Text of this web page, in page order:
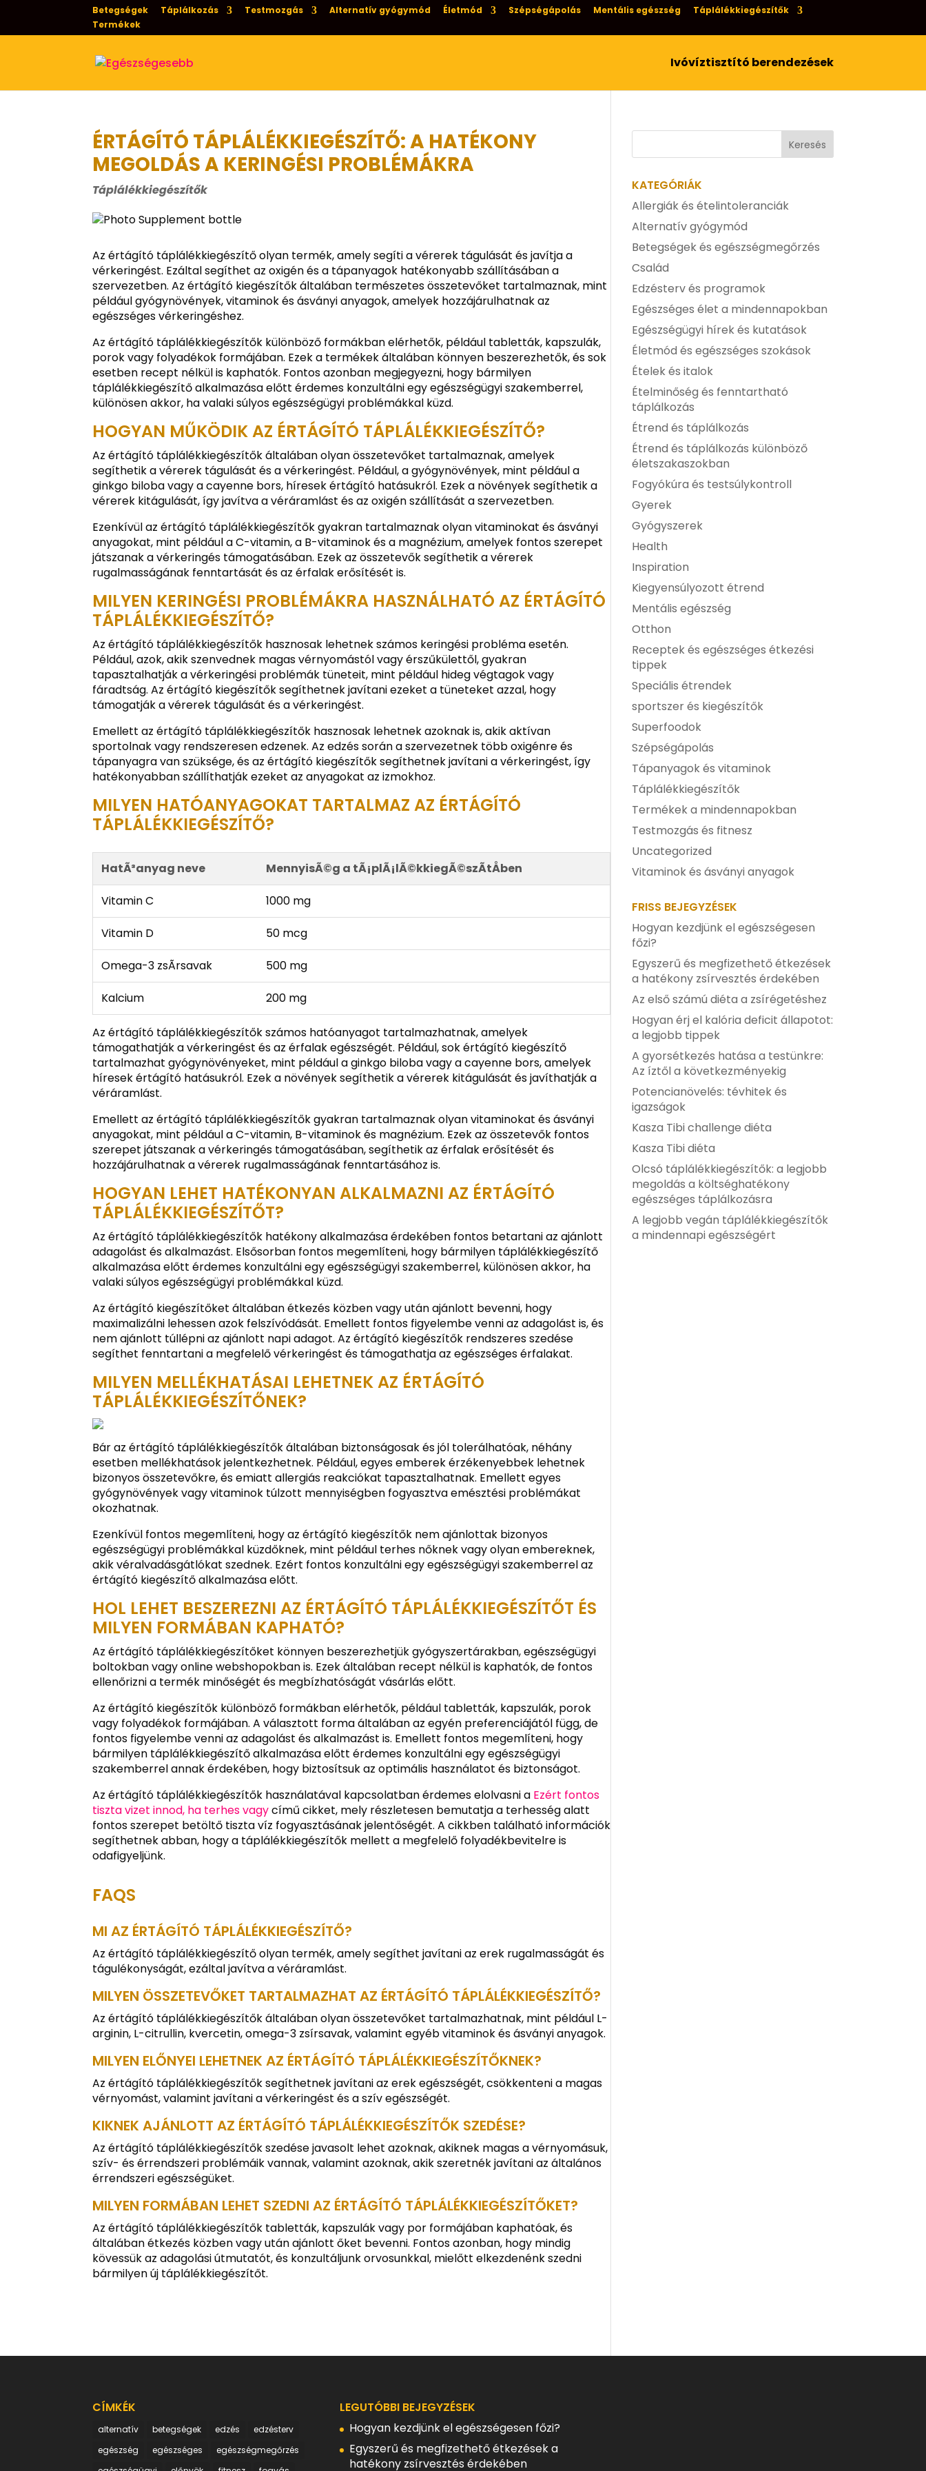
Betegségek Táplálkozás Testmozgás Alternatív gyógymód Életmód Szépségápolás Mentális egészség
Táplálékkiegészítők
Termékek
Ivóvíztisztító berendezések
ÉRTÁGÍTÓ TÁPLÁLÉKKIEGÉSZÍTŐ: A HATÉKONY
MEGOLDÁS A KERINGÉSI PROBLÉMÁKRA
Táplálékkiegészítők
Az értágító táplálékkiegészítő olyan termék, amely segíti a vérerek tágulását és javítja a
vérkeringést. Ezáltal segíthet az oxigén és a tápanyagok hatékonyabb szállításában a
szervezetben. Az értágító kiegészítők általában természetes összetevőket tartalmaznak, mint
például gyógynövények, vitaminok és ásványi anyagok, amelyek hozzájárulhatnak az
egészséges vérkeringéshez.
Az értágító táplálékkiegészítők különböző formákban elérhetők, például tabletták, kapszulák,
porok vagy folyadékok formájában. Ezek a termékek általában könnyen beszerezhetők, és sok
esetben recept nélkül is kaphatók. Fontos azonban megjegyezni, hogy bármilyen
táplálékkiegészítő alkalmazása előtt érdemes konzultálni egy egészségügyi szakemberrel,
különösen akkor, ha valaki súlyos egészségügyi problémákkal küzd.
HOGYAN MŰKÖDIK AZ ÉRTÁGÍTÓ TÁPLÁLÉKKIEGÉSZÍTŐ?
Az értágító táplálékkiegészítők általában olyan összetevőket tartalmaznak, amelyek
segíthetik a vérerek tágulását és a vérkeringést. Például, a gyógynövények, mint például a
ginkgo biloba vagy a cayenne bors, híresek értágító hatásukról. Ezek a növények segíthetik a
vérerek kitágulását, így javítva a véráramlást és az oxigén szállítását a szervezetben.
Ezenkívül az értágító táplálékkiegészítők gyakran tartalmaznak olyan vitaminokat és ásványi
anyagokat, mint például a C-vitamin, a B-vitaminok és a magnézium, amelyek fontos szerepet
játszanak a vérkeringés támogatásában. Ezek az összetevők segíthetik a vérerek
rugalmasságának fenntartását és az érfalak erősítését is.
MILYEN KERINGÉSI PROBLÉMÁKRA HASZNÁLHATÓ AZ ÉRTÁGÍTÓ
TÁPLÁLÉKKIEGÉSZÍTŐ?
Az értágító táplálékkiegészítők hasznosak lehetnek számos keringési probléma esetén.
Például, azok, akik szenvednek magas vérnyomástól vagy érszűkülettől, gyakran
tapasztalhatják a vérkeringési problémák tüneteit, mint például hideg végtagok vagy
fáradtság. Az értágító kiegészítők segíthetnek javítani ezeket a tüneteket azzal, hogy
támogatják a vérerek tágulását és a vérkeringést.
Emellett az értágító táplálékkiegészítők hasznosak lehetnek azoknak is, akik aktívan
sportolnak vagy rendszeresen edzenek. Az edzés során a szervezetnek több oxigénre és
tápanyagra van szüksége, és az értágító kiegészítők segíthetnek javítani a vérkeringést, így
hatékonyabban szállíthatják ezeket az anyagokat az izmokhoz.
MILYEN HATÓANYAGOKAT TARTALMAZ AZ ÉRTÁGÍTÓ
TÁPLÁLÉKKIEGÉSZÍTŐ?
HatÃ³anyag neve MennyisÃ©g a tÃ¡plÃ¡lÃ©kkiegÃ©szÃ­tÅben
Vitamin C 1000 mg
Vitamin D 50 mcg
Omega-3 zsÃ­rsavak 500 mg
Kalcium 200 mg
Az értágító táplálékkiegészítők számos hatóanyagot tartalmazhatnak, amelyek
támogathatják a vérkeringést és az érfalak egészségét. Például, sok értágító kiegészítő
tartalmazhat gyógynövényeket, mint például a ginkgo biloba vagy a cayenne bors, amelyek
híresek értágító hatásukról. Ezek a növények segíthetik a vérerek kitágulását és javíthatják a
véráramlást.
Emellett az értágító táplálékkiegészítők gyakran tartalmaznak olyan vitaminokat és ásványi
anyagokat, mint például a C-vitamin, B-vitaminok és magnézium. Ezek az összetevők fontos
szerepet játszanak a vérkeringés támogatásában, segíthetik az érfalak erősítését és
hozzájárulhatnak a vérerek rugalmasságának fenntartásához is.
HOGYAN LEHET HATÉKONYAN ALKALMAZNI AZ ÉRTÁGÍTÓ
TÁPLÁLÉKKIEGÉSZÍTŐT?
Az értágító táplálékkiegészítők hatékony alkalmazása érdekében fontos betartani az ajánlott
adagolást és alkalmazást. Elsősorban fontos megemlíteni, hogy bármilyen táplálékkiegészítő
alkalmazása előtt érdemes konzultálni egy egészségügyi szakemberrel, különösen akkor, ha
valaki súlyos egészségügyi problémákkal küzd.
Az értágító kiegészítőket általában étkezés közben vagy után ajánlott bevenni, hogy
maximalizálni lehessen azok felszívódását. Emellett fontos figyelembe venni az adagolást is, és
nem ajánlott túllépni az ajánlott napi adagot. Az értágító kiegészítők rendszeres szedése
segíthet fenntartani a megfelelő vérkeringést és támogathatja az egészséges érfalakat.
MILYEN MELLÉKHATÁSAI LEHETNEK AZ ÉRTÁGÍTÓ
TÁPLÁLÉKKIEGÉSZÍTŐNEK?
Bár az értágító táplálékkiegészítők általában biztonságosak és jól tolerálhatóak, néhány
esetben mellékhatások jelentkezhetnek. Például, egyes emberek érzékenyebbek lehetnek
bizonyos összetevőkre, és emiatt allergiás reakciókat tapasztalhatnak. Emellett egyes
gyógynövények vagy vitaminok túlzott mennyiségben fogyasztva emésztési problémákat
okozhatnak.
Ezenkívül fontos megemlíteni, hogy az értágító kiegészítők nem ajánlottak bizonyos
egészségügyi problémákkal küzdőknek, mint például terhes nőknek vagy olyan embereknek,
akik véralvadásgátlókat szednek. Ezért fontos konzultálni egy egészségügyi szakemberrel az
értágító kiegészítő alkalmazása előtt.
HOL LEHET BESZEREZNI AZ ÉRTÁGÍTÓ TÁPLÁLÉKKIEGÉSZÍTŐT ÉS
MILYEN FORMÁBAN KAPHATÓ?
Az értágító táplálékkiegészítőket könnyen beszerezhetjük gyógyszertárakban, egészségügyi
boltokban vagy online webshopokban is. Ezek általában recept nélkül is kaphatók, de fontos
ellenőrizni a termék minőségét és megbízhatóságát vásárlás előtt.
Az értágító kiegészítők különböző formákban elérhetők, például tabletták, kapszulák, porok
vagy folyadékok formájában. A választott forma általában az egyén preferenciájától függ, de
fontos figyelembe venni az adagolást és alkalmazást is. Emellett fontos megemlíteni, hogy
bármilyen táplálékkiegészítő alkalmazása előtt érdemes konzultálni egy egészségügyi
szakemberrel annak érdekében, hogy biztosítsuk az optimális használatot és biztonságot.
Az értágító táplálékkiegészítők használatával kapcsolatban érdemes elolvasni a Ezért fontos
tiszta vizet innod, ha terhes vagycímű cikket, mely részletesen bemutatja a terhesség alatt
fontos szerepet betöltő tiszta víz fogyasztásának jelentőségét. A cikkben található információk
segíthetnek abban, hogy a táplálékkiegészítők mellett a megfelelő folyadékbevitelre is
odafigyeljünk.
FAQS
MI AZ ÉRTÁGÍTÓ TÁPLÁLÉKKIEGÉSZÍTŐ?
Az értágító táplálékkiegészítő olyan termék, amely segíthet javítani az erek rugalmasságát és
tágulékonyságát, ezáltal javítva a véráramlást.
MILYEN ÖSSZETEVŐKET TARTALMAZHAT AZ ÉRTÁGÍTÓ TÁPLÁLÉKKIEGÉSZÍTŐ?
Az értágító táplálékkiegészítők általában olyan összetevőket tartalmazhatnak, mint például L-
arginin, L-citrullin, kvercetin, omega-3 zsírsavak, valamint egyéb vitaminok és ásványi anyagok.
MILYEN ELŐNYEI LEHETNEK AZ ÉRTÁGÍTÓ TÁPLÁLÉKKIEGÉSZÍTŐKNEK?
Az értágító táplálékkiegészítők segíthetnek javítani az erek egészségét, csökkenteni a magas
vérnyomást, valamint javítani a vérkeringést és a szív egészségét.
KIKNEK AJÁNLOTT AZ ÉRTÁGÍTÓ TÁPLÁLÉKKIEGÉSZÍTŐK SZEDÉSE?
Az értágító táplálékkiegészítők szedése javasolt lehet azoknak, akiknek magas a vérnyomásuk,
szív- és érrendszeri problémáik vannak, valamint azoknak, akik szeretnék javítani az általános
érrendszeri egészségüket.
MILYEN FORMÁBAN LEHET SZEDNI AZ ÉRTÁGÍTÓ TÁPLÁLÉKKIEGÉSZÍTŐKET?
Az értágító táplálékkiegészítők tabletták, kapszulák vagy por formájában kaphatóak, és
általában étkezés közben vagy után ajánlott őket bevenni. Fontos azonban, hogy mindig
kövessük az adagolási útmutatót, és konzultáljunk orvosunkkal, mielőtt elkezdenénk szedni
bármilyen új táplálékkiegészítőt.
KATEGÓRIÁK
Allergiák és ételintoleranciák
Alternatív gyógymód
Betegségek és egészségmegőrzés
Család
Edzésterv és programok
Egészséges élet a mindennapokban
Egészségügyi hírek és kutatások
Életmód és egészséges szokások
Ételek és italok
Ételminőség és fenntartható
táplálkozás
Étrend és táplálkozás
Étrend és táplálkozás különböző
életszakaszokban
Fogyókúra és testsúlykontroll
Gyerek
Gyógyszerek
Health
Inspiration
Kiegyensúlyozott étrend
Mentális egészség
Otthon
Receptek és egészséges étkezési
tippek
Speciális étrendek
sportszer és kiegészítők
Superfoodok
Szépségápolás
Tápanyagok és vitaminok
Táplálékkiegészítők
Termékek a mindennapokban
Testmozgás és fitnesz
Uncategorized
Vitaminok és ásványi anyagok
FRISS BEJEGYZÉSEK
Hogyan kezdjünk el egészségesen
főzi?
Egyszerű és megfizethető étkezések
a hatékony zsírvesztés érdekében
Az első számú diéta a zsírégetéshez
Hogyan érj el kalória deficit állapotot:
a legjobb tippek
A gyorsétkezés hatása a testünkre:
Az íztől a következményekig
Potencianövelés: tévhitek és
igazságok
Kasza Tibi challenge diéta
Kasza Tibi diéta
Olcsó táplálékkiegészítők: a legjobb
megoldás a költséghatékony
egészséges táplálkozásra
A legjobb vegán táplálékkiegészítők
a mindennapi egészségért
CÍMKÉK
alternatív betegségek edzés
edzésterv
egészség
egészséges
egészségmegőrzés
LEGUTÓBBI BEJEGYZÉSEK
Hogyan kezdjünk el egészségesen főzi?
Egyszerű és megfizethető étkezések a
hatékony zsírvesztés érdekében